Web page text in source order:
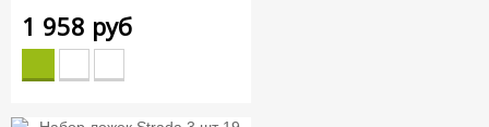
1 958 руб